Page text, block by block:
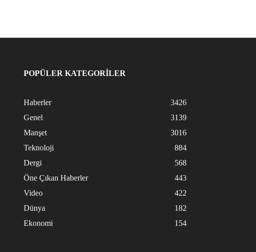
POPÜLER KATEGORİLER
Haberler
3426
Genel
3139
Manşet
3016
Teknoloji
884
Dergi
568
Öne Çıkan Haberler
443
Video
422
Dünya
182
Ekonomi
154